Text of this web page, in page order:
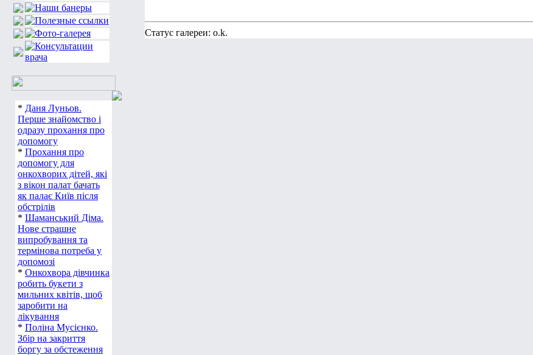
* Даня Луньов.
Перше знайомство і
одразу прохання про
допомогу
* Прохання про
допомогу для
онкохворих дітей, які
з вікон палат бачать
як палає Київ після
обстрілів
* Шаманський Діма.
Нове страшне
випробування та
термінова потреба у
допомозі
* Онкохвора дівчинка
робить букети з
мильних квітів, щоб
заробити на
лікування
* Поліна Мусієнко.
Збір на закриття
боргу за обстеження
Статус галереи: o.k.